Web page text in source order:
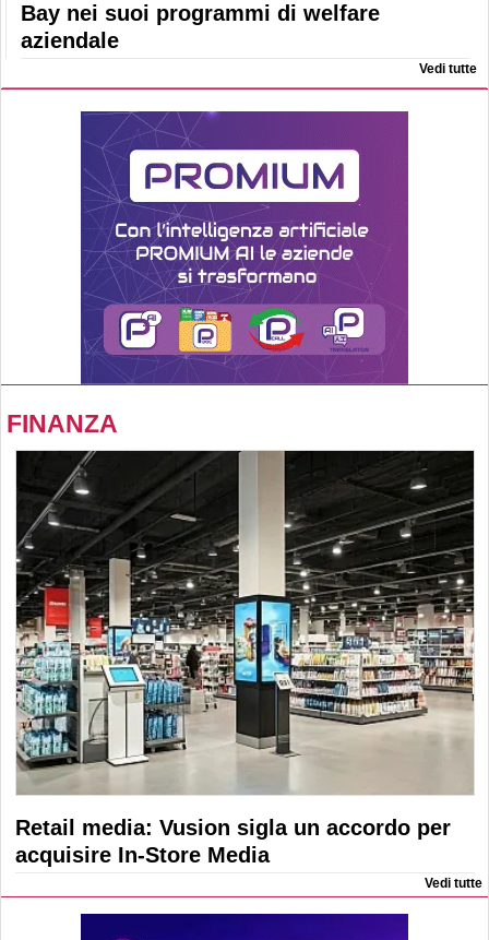
Bay nei suoi programmi di welfare
aziendale
Vedi tutte
FINANZA
Retail media: Vusion sigla un accordo per
acquisire In-Store Media
Vedi tutte